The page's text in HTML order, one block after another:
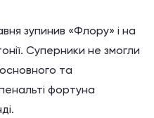
зупинив «Флору» і на
Суперники не змогли
та
фортуна